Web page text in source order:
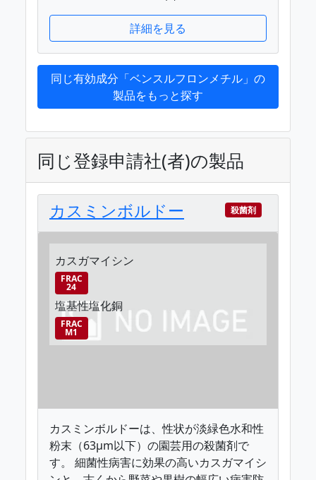
詳細を見る
同じ有効成分「ベンスルフロンメチル」の
製品をもっと探す
同じ登録申請社(者)の製品
カスミンボルドー 殺菌剤
カスガマイシン
FRAC
24
塩基性塩化銅
FRAC
M1
カスミンボルドーは、性状が淡緑色水和性
粉末（63μm以下）の園芸用の殺菌剤で
す。 細菌性病害に効果の高いカスガマイシ